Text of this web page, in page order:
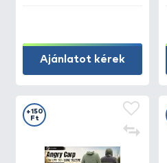
Ajánlatot kérek
+150
Ft